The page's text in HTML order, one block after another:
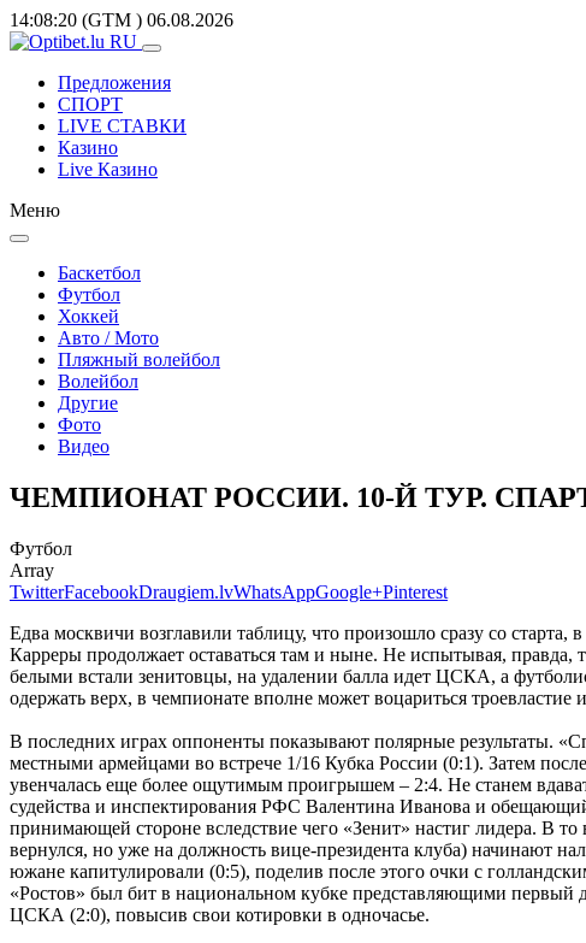
14:08:20 (GTM ) 06.08.2026
Предложения
СПОРТ
LIVE СТАВКИ
Казино
Live Казино
Меню
Баскетбол
Футбол
Хоккей
Авто / Мото
Пляжный волейбол
Волейбол
Другие
Фото
Видео
ЧЕМПИОНАТ РОССИИ. 10-Й ТУР.
Футбол
Array
TwitterFacebookDraugiem.lvWhatsAppGoogle+Pinterest
Едва москвичи возглавили таблицу, что произошло сразу со
Карреры продолжает оставаться там и ныне. Не испытывая, правда,
белыми встали зенитовцы, на удалении балла идет ЦСКА, а
одержать верх, в чемпионате вполне может воцариться
В последних играх оппоненты показывают полярные результаты.
местными армейцами во встрече 1/16 Кубка России (0:1). Затем
увенчалась еще более ощутимым проигрышем – 2:4. Не станем
судейства и инспектирования РФС Валентина Иванова и
принимающей стороне вследствие чего «Зенит» настиг лидера. В то
вернулся, но уже на должность вице-президента клуба) начинают
южане капитулировали (0:5), поделив после этого очки с
«Ростов» был бит в национальном кубке представляющими первый
ЦСКА (2:0), повысив свои котировки в одночасье.